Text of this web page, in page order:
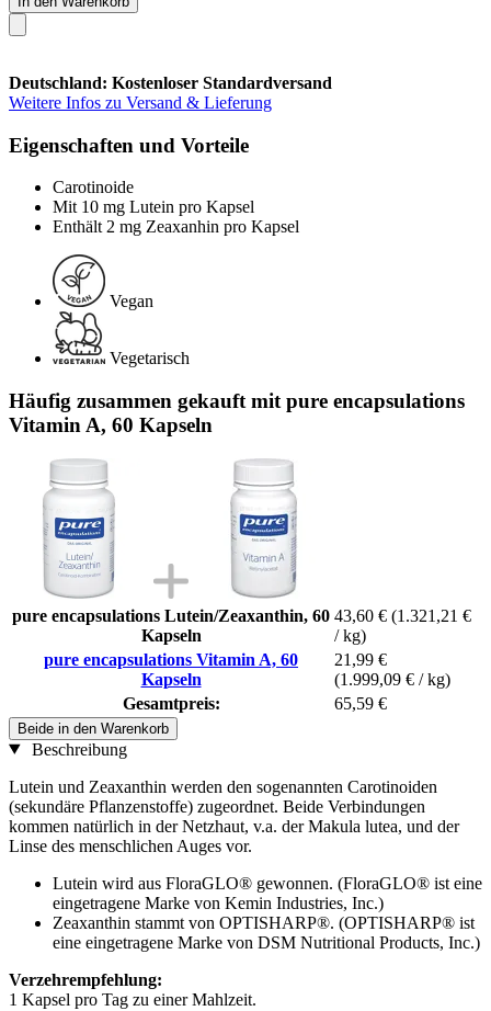
Deutschland: Kostenloser Standardversand
Weitere Infos zu Versand & Lieferung
Eigenschaften und Vorteile
Carotinoide
Mit 10 mg Lutein pro Kapsel
Enthält 2 mg Zeaxanhin pro Kapsel
Vegan
Vegetarisch
Häufig zusammen gekauft mit pure encapsulations
Vitamin A, 60 Kapseln
pure encapsulations Lutein/Zeaxanthin, 60
Kapseln
43,60 € (1.321,21 €
/ kg)
pure encapsulations Vitamin A, 60
Kapseln
21,99 €
(1.999,09 € / kg)
Gesamtpreis:
65,59 €
Beide in den Warenkorb
Beschreibung
Lutein und Zeaxanthin werden den sogenannten Carotinoiden
(sekundäre Pflanzenstoffe) zugeordnet. Beide Verbindungen
kommen natürlich in der Netzhaut, v.a. der Makula lutea, und der
Linse des menschlichen Auges vor.
Lutein wird aus FloraGLO® gewonnen. (FloraGLO® ist eine
eingetragene Marke von Kemin Industries, Inc.)
Zeaxanthin stammt von OPTISHARP®. (OPTISHARP® ist
eine eingetragene Marke von DSM Nutritional Products, Inc.)
Verzehrempfehlung:
1 Kapsel pro Tag zu einer Mahlzeit.